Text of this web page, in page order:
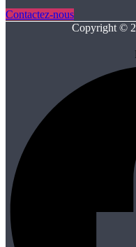
Contactez-nous
Copyright ©